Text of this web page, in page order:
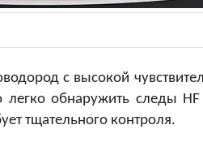
с высокой
обнаружить следы HF
тщательного контроля.